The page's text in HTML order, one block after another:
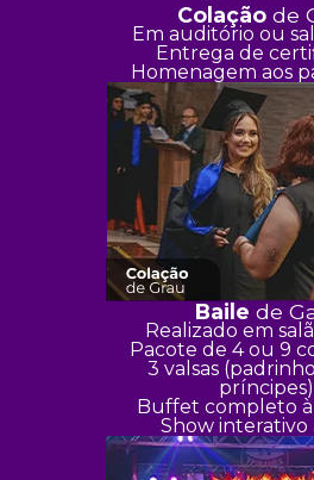
Colaçãode
Em auditório ou
Entrega de
Homenagem aos
Baile de
Realizado em
Pacote de 4 ou 9
3 valsas
príncipes)
Buffet completo
Show interativo